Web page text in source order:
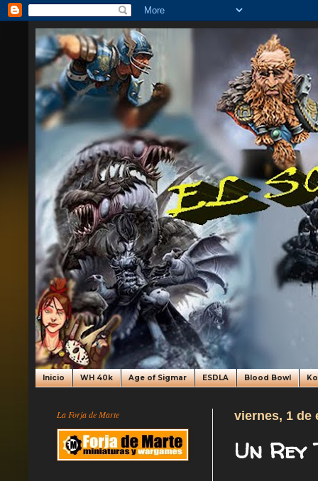
Inicio WH 40k Age of Sigmar ESDLA Blood Bowl
viernes, 1 de
Un
La Forja de Marte